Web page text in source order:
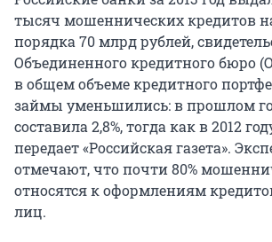
тысяч мошеннических кредитов
порядка 70 млрд рублей,
Объединенного кредитного бюро
в общем объеме кредитного
займы уменьшились: в прошлом
составила 2,8%, тогда как в 2012
передает «Российская газета».
отмечают, что почти 80%
относятся к оформлениям
лиц.